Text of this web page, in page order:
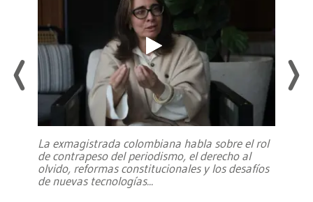
La exmagistrada colombiana habla sobre el rol
de contrapeso del periodismo, el derecho al
olvido, reformas constitucionales y los desafíos
de nuevas tecnologías...